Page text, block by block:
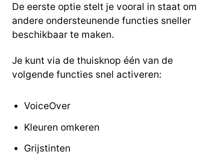
De eerste optie stelt je vooral in staat om
andere ondersteunende functies sneller
beschikbaar te maken.
Je kunt via de thuisknop één van de
volgende functies snel activeren:
VoiceOver
Kleuren omkeren
Grijstinten